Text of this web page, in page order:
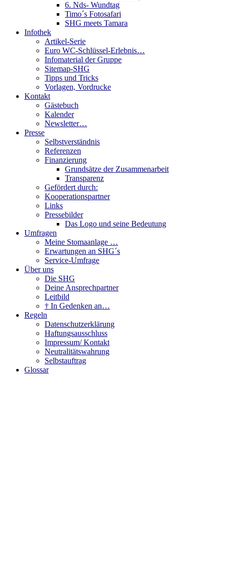
6. Nds- Wundtag
Timo´s Fotosafari
SHG meets Tamara
Infothek
Artikel-Serie
Euro WC-Schlüssel-Erlebnis…
Infomaterial der Gruppe
Sitemap-SHG
Tipps und Tricks
Vorlagen, Vordrucke
Kontakt
Gästebuch
Kalender
Newsletter…
Presse
Selbstverständnis
Referenzen
Finanzierung
Grundsätze der Zusammenarbeit
Transparenz
Gefördert durch:
Kooperationspartner
Links
Pressebilder
Das Logo und seine Bedeutung
Umfragen
Meine Stomaanlage …
Erwartungen an SHG´s
Service-Umfrage
Über uns
Die SHG
Deine Ansprechpartner
Leitbild
† In Gedenken an…
Regeln
Datenschutzerklärung
Haftungsausschluss
Impressum/ Kontakt
Neutralitätswahrung
Selbstauftrag
Glossar